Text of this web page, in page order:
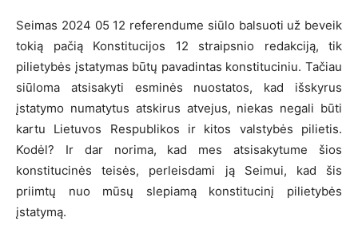
Seimas 2024 05 12 referendume siūlo balsuoti už beveik
tokią pačią Konstitucijos 12 straipsnio redakciją, tik
pilietybės įstatymas būtų pavadintas konstituciniu. Tačiau
siūloma atsisakyti esminės nuostatos, kad išskyrus
įstatymo numatytus atskirus atvejus, niekas negali būti
kartu Lietuvos Respublikos ir kitos valstybės pilietis.
Kodėl? Ir dar norima, kad mes atsisakytume šios
konstitucinės teisės, perleisdami ją Seimui, kad šis
priimtų nuo mūsų slepiamą konstitucinį pilietybės
įstatymą.